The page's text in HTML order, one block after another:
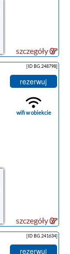
szczegóły
[ID BG.248798]
rezerwuj
wifi w obiekcie
szczegóły
[ID BG.241634]
rezerwuj